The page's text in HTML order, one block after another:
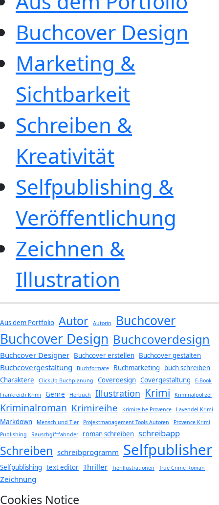
Buchcover Design
Marketing &
Sichtbarkeit
Schreiben &
Kreativität
Selfpublishing &
Veröffentlichung
Zeichnen &
Illustration
Aus dem Portfolio Autor Autorin Buchcover
Buchcover Design Buchcoverdesign
Buchcover Designer Buchcover erstellen Buchcover gestalten
Buchcovergestaltung Buchformate Buchmarketing
buch schreiben
Charaktere
ClickUp Buchplanung Coverdesign Covergestaltung E-Book
Frankreich Krimi Genre Hörbuch Illustration Krimi Kriminalpolizei
Kriminalroman Krimireihe Krimireihe Provence Lavendel Krimi
Markdown Mensch und Tier Projektmanagement Tools Autoren
Provence Krimi
Publishing
Rauschgiftfahnder roman schreiben schreibapp
Schreiben schreibprogramm Selfpublisher
Selfpublishing text editor Thriller Tierillustrationen True Crime Roman
Zeichnung
Cookies Notice